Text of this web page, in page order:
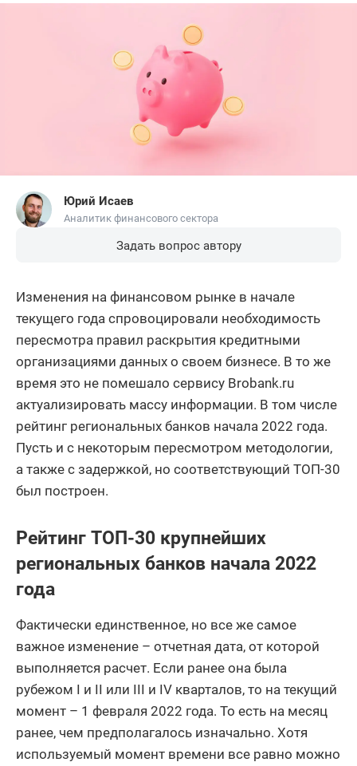
Юрий Исаев
Аналитик финансового сектора
Задать вопрос автору
Изменения на финансовом рынке в начале
текущего года спровоцировали необходимость
пересмотра правил раскрытия кредитными
организациями данных о своем бизнесе. В то же
время это не помешало сервису Brobank.ru
актуализировать массу информации. В том числе
рейтинг региональных банков начала 2022 года.
Пусть и с некоторым пересмотром методологии,
а также с задержкой, но соответствующий ТОП-30
был построен.
Рейтинг ТОП-30 крупнейших
региональных банков начала 2022
года
Фактически единственное, но все же самое
важное изменение – отчетная дата, от которой
выполняется расчет. Если ранее она была
рубежом I и II или III и IV кварталов, то на текущий
момент – 1 февраля 2022 года. То есть на месяц
ранее, чем предполагалось изначально. Хотя
используемый момент времени все равно можно